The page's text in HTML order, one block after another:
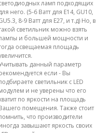
ламп подходящих
него. (5-6 Ватт для E14, GU10,
8-9 Ватт для E27, и т.д) Но, в
светильник можно взять
и большей мощности и
освещаемая площадь
данный параметр
если - Вы
светильник с LED
и не уверены что его
по яркости на площадь
помещения. Также стоит
что производители
завышают яркость своих